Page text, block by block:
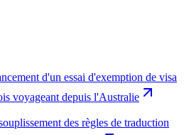
d'un essai d'exemption de visa
voyageant depuis l'Australie
des règles de traduction